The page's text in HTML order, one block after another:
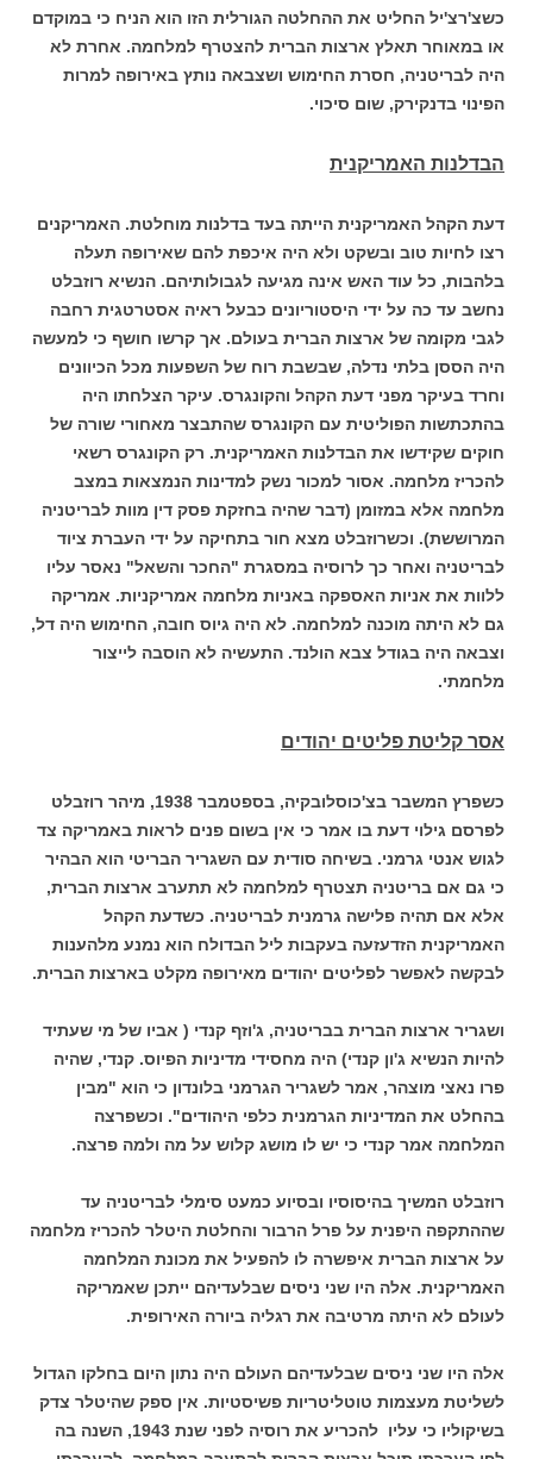
כשצ'רצ'יל החליט את ההחלטה הגורלית הזו הוא הניח כי במוקדם
או במאוחר תאלץ ארצות הברית להצטרף למלחמה. אחרת לא
היה לבריטניה, חסרת החימוש ושצבאה נותץ באירופה למרות
הפינוי בדנקירק, שום סיכוי.
הבדלנות האמריקנית
דעת הקהל האמריקנית הייתה בעד בדלנות מוחלטת. האמריקנים
רצו לחיות טוב ובשקט ולא היה איכפת להם שאירופה תעלה
בלהבות, כל עוד האש אינה מגיעה לגבולותיהם. הנשיא רוזבלט
נחשב עד כה על ידי היסטוריונים כבעל ראיה אסטרטגית רחבה
לגבי מקומה של ארצות הברית בעולם. אך קרשו חושף כי למעשה
היה הססן בלתי נדלה, שבשבת רוח של השפעות מכל הכיוונים
וחרד בעיקר מפני דעת הקהל והקונגרס. עיקר הצלחתו היה
בהתכתשות הפוליטית עם הקונגרס שהתבצר מאחורי שורה של
חוקים שקידשו את הבדלנות האמריקנית. רק הקונגרס רשאי
להכריז מלחמה. אסור למכור נשק למדינות הנמצאות במצב
מלחמה אלא במזומן (דבר שהיה בחזקת פסק דין מוות לבריטניה
המרוששת). וכשרוזבלט מצא חור בתחיקה על ידי העברת ציוד
לבריטניה ואחר כך לרוסיה במסגרת "החכר והשאל" נאסר עליו
ללוות את אניות האספקה באניות מלחמה אמריקניות. אמריקה
גם לא היתה מוכנה למלחמה. לא היה גיוס חובה, החימוש היה דל,
וצבאה היה בגודל צבא הולנד. התעשיה לא הוסבה לייצור
מלחמתי.
אסר קליטת פליטים יהודים
כשפרץ המשבר בצ'כוסלובקיה, בספטמבר 1938, מיהר רוזבלט
לפרסם גילוי דעת בו אמר כי אין בשום פנים לראות באמריקה צד
לגוש אנטי גרמני. בשיחה סודית עם השגריר הבריטי הוא הבהיר
כי גם אם בריטניה תצטרף למלחמה לא תתערב ארצות הברית,
אלא אם תהיה פלישה גרמנית לבריטניה. כשדעת הקהל
האמריקנית הזדעזעה בעקבות ליל הבדולח הוא נמנע מלהענות
לבקשה לאפשר לפליטים יהודים מאירופה מקלט בארצות הברית.
ושגריר ארצות הברית בבריטניה, ג'וזף קנדי ( אביו של מי שעתיד
להיות הנשיא ג'ון קנדי) היה מחסידי מדיניות הפיוס. קנדי, שהיה
פרו נאצי מוצהר, אמר לשגריר הגרמני בלונדון כי הוא "מבין
בהחלט את המדיניות הגרמנית כלפי היהודים". וכשפרצה
המלחמה אמר קנדי כי יש לו מושג קלוש על מה ולמה פרצה.
רוזבלט המשיך בהיסוסיו ובסיוע כמעט סימלי לבריטניה עד
שההתקפה היפנית על פרל הרבור והחלטת היטלר להכריז מלחמה
על ארצות הברית איפשרה לו להפעיל את מכונת המלחמה
האמריקנית. אלה היו שני ניסים שבלעדיהם ייתכן שאמריקה
לעולם לא היתה מרטיבה את רגליה ביורה האירופית.
אלה היו שני ניסים שבלעדיהם העולם היה נתון היום בחלקו הגדול
לשליטת מעצמות טוטליטריות פשיסטיות. אין ספק שהיטלר צדק
בשיקוליו כי עליו להכריע את רוסיה לפני שנת 1943, השנה בה